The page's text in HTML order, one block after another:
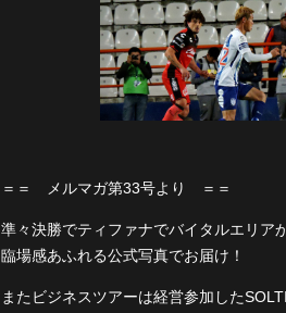
＝＝ メルマガ第33号より ＝＝
準々決勝でティファナでバイタルエリア
臨場感あふれる公式写真でお届け！
またビジネスツアーは経営参加した